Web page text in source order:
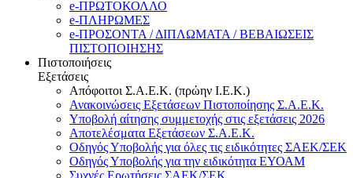
e-ΠΡΩΤΟΚΟΛΛΟ
e-ΠΛΗΡΩΜΕΣ
e-ΠΡΟΣΟΝΤΑ / ΔΙΠΛΩΜΑΤΑ / ΒΕΒΑΙΩΣΕΙΣ
ΠΙΣΤΟΠΟΙΗΣΗΣ
Πιστοποιήσεις
Εξετάσεις
Απόφοιτοι Σ.Α.Ε.Κ. (πρώην Ι.Ε.Κ.)
Ανακοινώσεις Εξετάσεων Πιστοποίησης Σ.Α.Ε.Κ.
Υποβολή αίτησης συμμετοχής στις εξετάσεις 2026
Αποτελέσματα Εξετάσεων Σ.Α.Ε.Κ.
Οδηγός Υποβολής για όλες τις ειδικότητες ΣΑΕΚ/ΣΕΚ
Οδηγός Υποβολής για την ειδικότητα ΕΥΟΑΜ
Συχνές Ερωτήσεις ΣΑΕΚ/ΣΕΚ